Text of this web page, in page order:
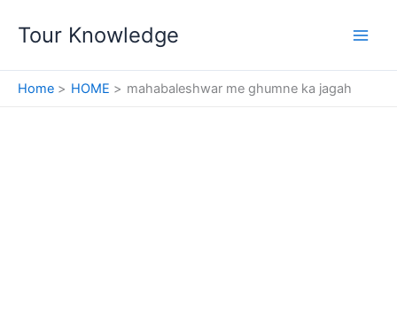
Tour Knowledge
Home HOME mahabaleshwar me ghumne ka jagah